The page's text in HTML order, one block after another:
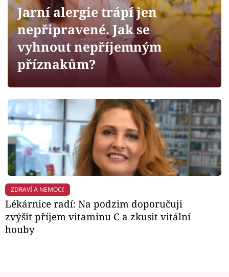
Sledujte prima+
Filmový festival Karlovy Vary
Mámy sobě
Přihlášení
Sledujte nás
Jarní alergie trápí jen
nepřipravené. Jak se
vyhnout nepříjemným
příznakům?
ZDRAVÍ A NEMOCI
Lékárnice radí: Na podzim doporučuji
zvýšit příjem vitaminu C a zkusit vitální
houby